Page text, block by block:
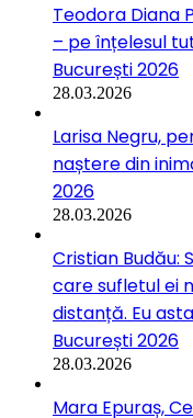
Teodora Diana
– pe înțelesul
București 2026
28.03.2026
Larisa Negru,
naștere din
2026
28.03.2026
Cristian Budău:
care sufletul ei
distanță. Eu
București 2026
28.03.2026
Mara Epuraș,